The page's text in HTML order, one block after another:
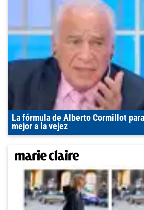
La fórmula de Alberto Cormillot
mejor a la vejez